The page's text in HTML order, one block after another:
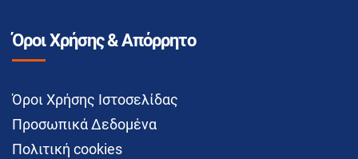
Όροι Χρήσης & Απόρρητο
Όροι Χρήσης Ιστοσελίδας
Προσωπικά Δεδομένα
Πολιτική cookies